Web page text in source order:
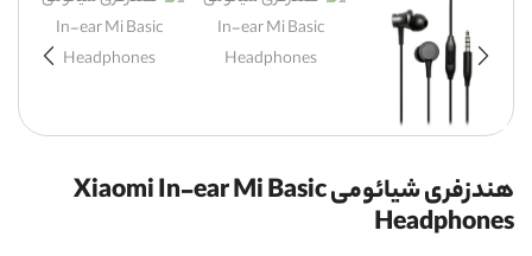
هندزفری شیائومی Xiaomi In-ear Mi Basic
Headphones